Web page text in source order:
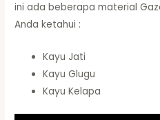
ini ada beberapa material
Anda ketahui :
Kayu Jati
Kayu Glugu
Kayu Kelapa